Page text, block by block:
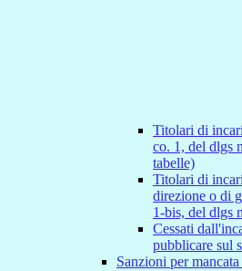
Titolari di
co. 1, del dlgs
tabelle)
Titolari di
direzione o di
1-bis, del dlgs
Cessati
pubblicare sul
Sanzioni per